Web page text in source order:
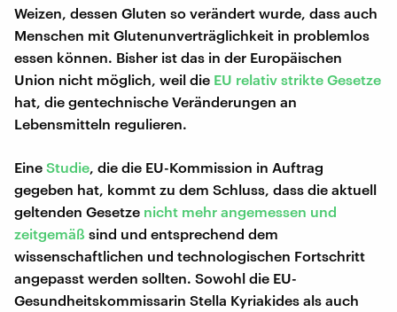
Weizen, dessen Gluten so verändert wurde, dass auch
Menschen mit Glutenunverträglichkeit in problemlos
essen können. Bisher ist das in der Europäischen
Union nicht möglich, weil die EU relativ strikte Gesetze
hat, die gentechnische Veränderungen an
Lebensmitteln regulieren.
Eine Studie , die die EU-Kommission in Auftrag
gegeben hat, kommt zu dem Schluss, dass die aktuell
geltenden Gesetze nicht mehr angemessen und
zeitgemäß sind und entsprechend dem
wissenschaftlichen und technologischen Fortschritt
angepasst werden sollten. Sowohl die EU-
Gesundheitskommissarin Stella Kyriakides als auch